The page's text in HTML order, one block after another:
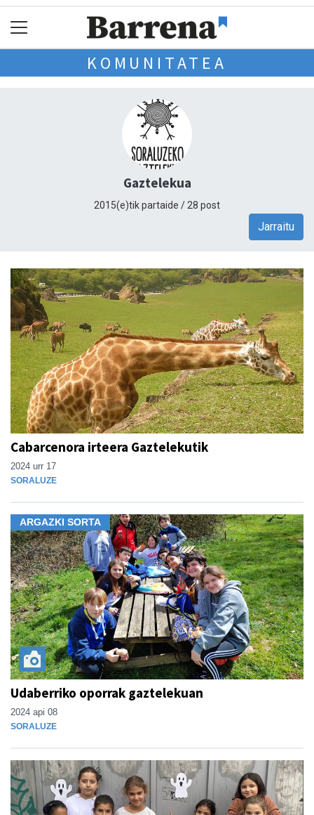
KOMUNITATEA
Gaztelekua
2015(e)tik partaide / 28 post
Jarraitu
Cabarcenora irteera Gaztelekutik
2024 urr 17
SORALUZE
ARGAZKI SORTA
Udaberriko oporrak gaztelekuan
2024 api 08
SORALUZE